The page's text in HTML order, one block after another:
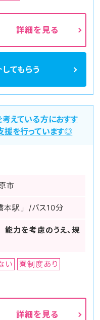
詳細を見る
てもらう
えている方におすす
援を行っています◎
市
本駅」/バス10分
力を考慮のうえ、規
い
寮制度あり
詳細を見る